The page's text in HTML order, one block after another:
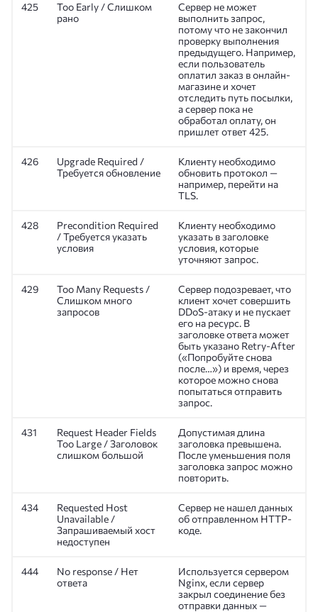
425
Too Early / Слишком
рано
Сервер не может
выполнить запрос,
потому что не закончил
проверку выполнения
предыдущего. Например,
если пользователь
оплатил заказ в онлайн-
магазине и хочет
отследить путь посылки,
а сервер пока не
обработал оплату, он
пришлет ответ 425.
426
Upgrade Required /
Требуется обновление
Клиенту необходимо
обновить протокол —
например, перейти на
TLS.
428
Precondition Required
/ Требуется указать
условия
Клиенту необходимо
указать в заголовке
условия, которые
уточняют запрос.
429
Too Many Requests /
Слишком много
запросов
Сервер подозревает, что
клиент хочет совершить
DDoS-атаку и не пускает
его на ресурс. В
заголовке ответа может
быть указано Retry-After
(«Попробуйте снова
после…») и время, через
которое можно снова
попытаться отправить
запрос.
431
Request Header Fields
Too Large / Заголовок
слишком большой
Допустимая длина
заголовка превышена.
После уменьшения поля
заголовка запрос можно
повторить.
434
Requested Host
Unavailable /
Запрашиваемый хост
недоступен
Сервер не нашел данных
об отправленном HTTP-
коде.
444
No response / Нет
ответа
Используется сервером
Nginx, если сервер
закрыл соединение без
отправки данных —